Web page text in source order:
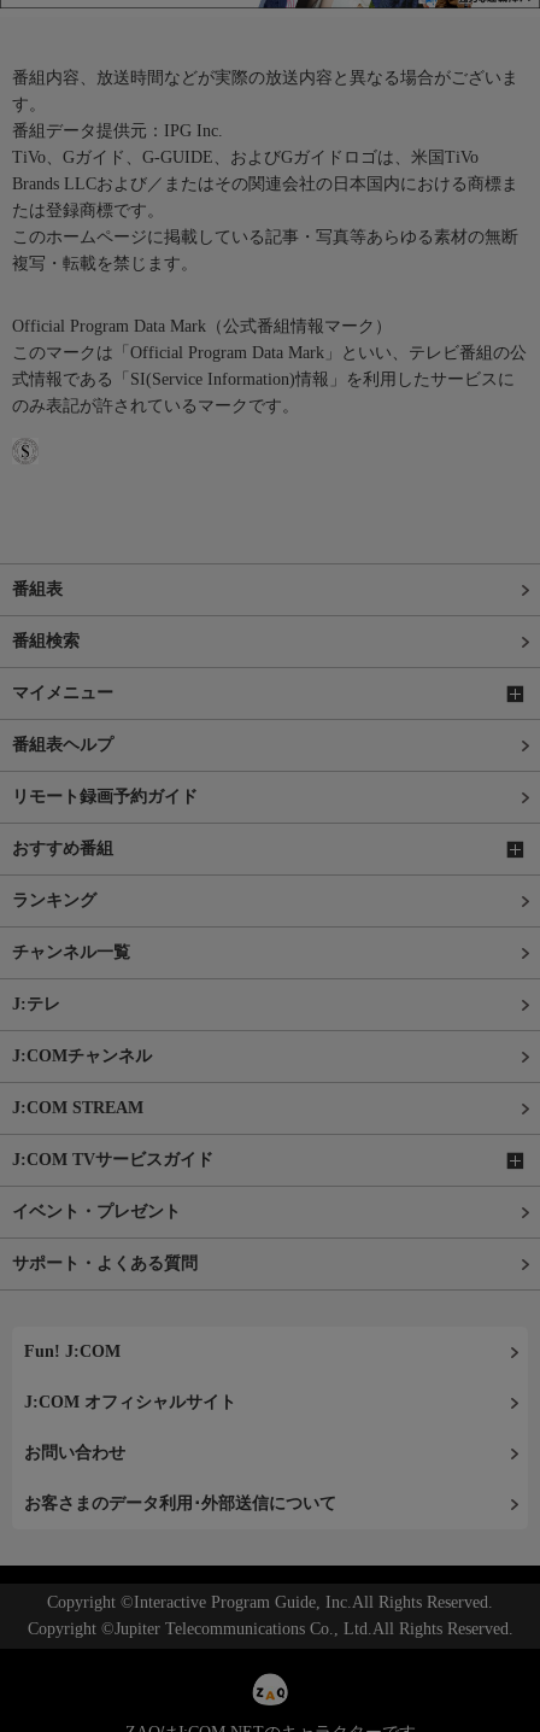
番組内容、放送時間などが実際の放送内容と異なる場合がございま
す。
番組データ提供元：IPG Inc.
TiVo、Gガイド、G-GUIDE、およびGガイドロゴは、米国TiVo
Brands LLCおよび／またはその関連会社の日本国内における商標ま
たは登録商標です。
このホームページに掲載している記事・写真等あらゆる素材の無断
複写・転載を禁じます。
Official Program Data Mark（公式番組情報マーク）
このマークは「Official Program Data Mark」といい、テレビ番組の公
式情報である「SI(Service Information)情報」を利用したサービスに
のみ表記が許されているマークです。
番組表
番組検索
マイメニュー
番組表ヘルプ
リモート録画予約ガイド
おすすめ番組
ランキング
チャンネル一覧
J:テレ
J:COMチャンネル
J:COM STREAM
J:COM TVサービスガイド
イベント・プレゼント
サポート・よくある質問
Fun! J:COM
J:COM オフィシャルサイト
お問い合わせ
お客さまのデータ利用･外部送信について
Copyright ©Interactive Program Guide, Inc.All Rights Reserved.
Copyright ©Jupiter Telecommunications Co., Ltd.All Rights Reserved.